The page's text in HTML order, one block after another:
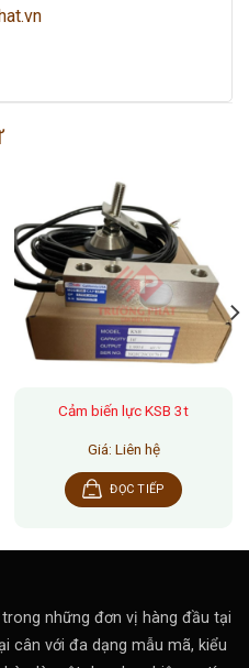
Cảm biến lực KSB 3t
Giá: Liên hệ
ĐỌC TIẾP
những đơn vị hàng đầu tại
cân với đa dạng mẫu mã, kiểu